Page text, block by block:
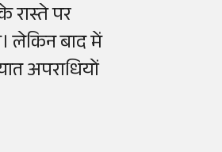
रास्ते पर
लेकिन बाद में
अपराधियों